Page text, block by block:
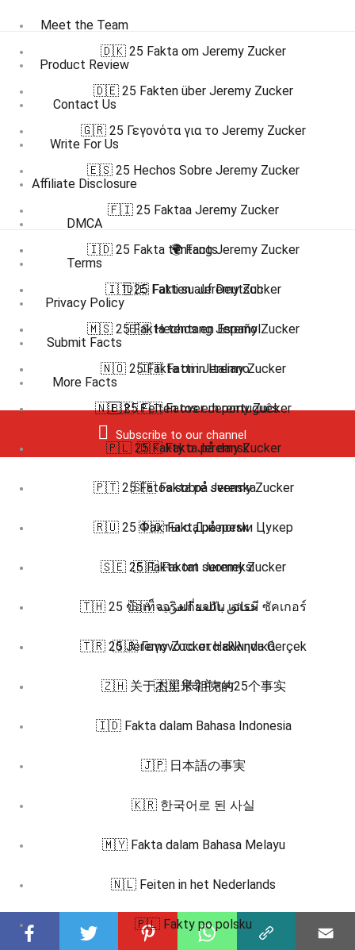
Meet the Team
Product Review
Contact Us
Write For Us
Affiliate Disclosure
DMCA
Terms
Privacy Policy
Submit Facts
More Facts
Subscribe to our channel
🇩🇰 25 Fakta om Jeremy Zucker
🇩🇪 25 Fakten über Jeremy Zucker
🇬🇷 25 Γεγονότα για το Jeremy Zucker
🇪🇸 25 Hechos Sobre Jeremy Zucker
🇫🇮 25 Faktaa Jeremy Zucker
🇮🇩 25 Fakta tentang Jeremy Zucker
🇮🇹 25 Fatti su Jeremy Zucker
🇲🇸 25 Fakta tentang Jeremy Zucker
🇳🇴 25 Fakta om Jeremy Zucker
🇳🇱 25 Feiten over Jeremy Zucker
🇵🇱 25 Fakty o Jeremy Zucker
🇵🇹 25 Fatos sobre Jeremy Zucker
🇷🇺 25 Факты о Джереми Цукер
🇸🇪 25 Fakta om Jeremy Zucker
🇹🇭 25 ข้อเท็จจริงเกี่ยวกับ เจเรมี ซัคเกอร์
🇹🇷 25 Jeremy Zucker Hakkında Gerçek
🇿🇭 关于杰里米·祖克的25个事实
🌍 Facts
🇩🇪 Fakten auf Deutsch
🇪🇸 Hechos en Español
🇮🇹 Fatti in Italiano
🇧🇷 🇵🇹 Fatos em português
🇩🇰 Fakta på dansk
🇸🇪 Fakta på svenska
🇳🇴 Fakta på norsk
🇫🇮 Faktat suomeksi
🇸🇦 حقائق باللغة العربية
🇬🇷 Γεγονότα στα ελληνικά
🇮🇳 हिंदी में तथ्य
🇮🇩 Fakta dalam Bahasa Indonesia
🇯🇵 日本語の事実
🇰🇷 한국어로 된 사실
🇲🇾 Fakta dalam Bahasa Melayu
🇳🇱 Feiten in het Nederlands
🇵🇱 Fakty po polsku